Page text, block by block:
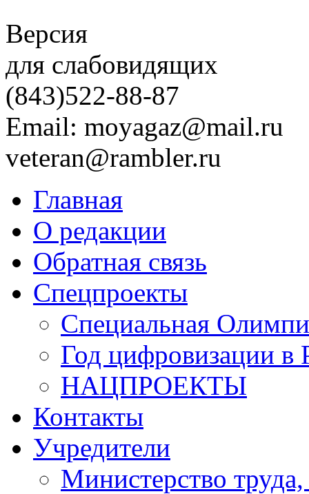
Версия
для слабовидящих
(843)522-88-87
Email: moyagaz@mail.ru
veteran@rambler.ru
Главная
О редакции
Обратная связь
Спецпроекты
Специальная
Год цифровизации в
НАЦПРОЕКТЫ
Контакты
Учредители
Министерство